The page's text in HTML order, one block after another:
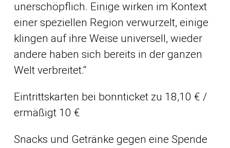
unerschöpflich. Einige wirken im Kontext
einer speziellen Region verwurzelt, einige
klingen auf ihre Weise universell, wieder
andere haben sich bereits in der ganzen
Welt verbreitet.“
Eintrittskarten bei bonnticketzu 18,10 € /
ermäßigt 10 €
Snacks und Getränke gegen eine Spende